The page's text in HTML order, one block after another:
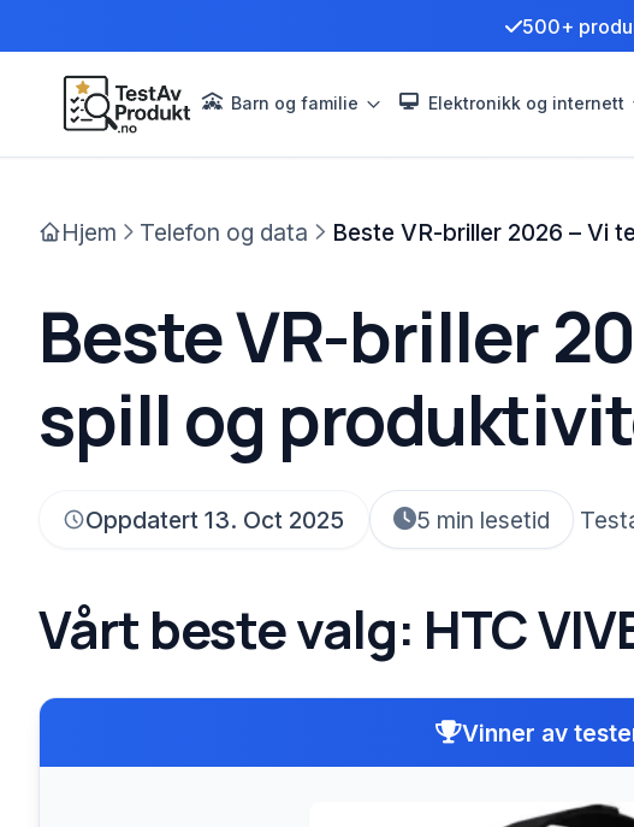
500+
Barn og familie Elektronikk og internett
Hjem Telefon og data Beste VR-briller 2026 – Vi
Beste VR-briller
spill og
Oppdatert 13. Oct 2025 5 min lesetid
Vårt beste valg: HTC
Vinner av